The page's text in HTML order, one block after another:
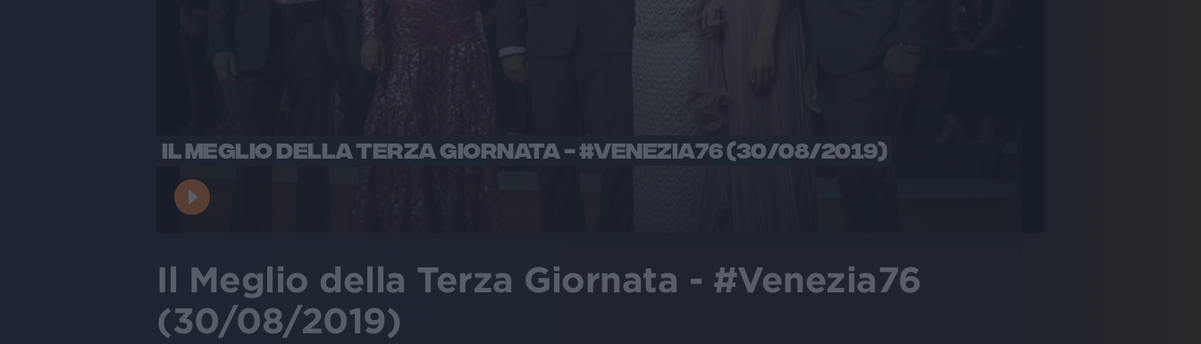
IL MEGLIO DELLA TERZA GIORNATA - #VENEZIA76 (30/08/2019)
Il Meglio della Terza Giornata - #Venezia76
(30/08/2019)